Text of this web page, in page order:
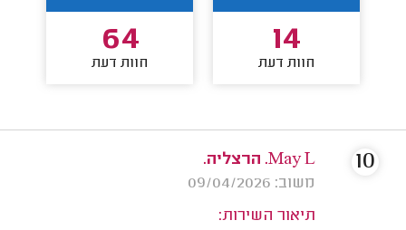
14
חוות דעת
64
חוות דעת
May L. הרצליה.
משוב: 09/04/2026
תיאור השירות:
10